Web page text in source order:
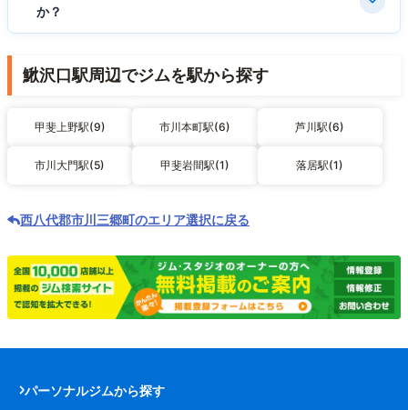
か？
鰍沢口駅周辺でジムを駅から探す
甲斐上野駅(9) 市川本町駅(6) 芦川駅(6)
市川大門駅(5) 甲斐岩間駅(1) 落居駅(1)
西八代郡市川三郷町のエリア選択に戻る
パーソナルジムから探す